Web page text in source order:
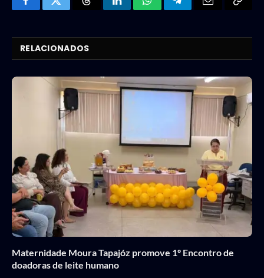
FacebookTwitter ThreadsLinkedInWhatsAppTelegram
RELACIONADOS
Maternidade Moura Tapajóz promove 1º Encontro de
doadoras de leite humano